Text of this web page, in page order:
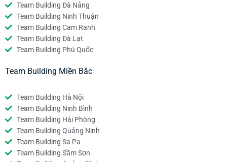
Team Building Đà Nẵng
Team Building Ninh Thuận
Team Building Cam Ranh
Team Building Đà Lạt
Team Building Phú Quốc
Team Building Miền Bắc
Team Building Hà Nội
Team Building Ninh Bình
Team Building Hải Phòng
Team Building Quảng Ninh
Team Building Sa Pa
Team Building Sầm Sơn